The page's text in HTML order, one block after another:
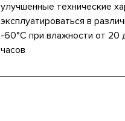
улучшенные технические
эксплуатироваться в
-60°С при влажности от 20
часов